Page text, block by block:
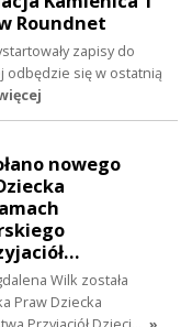
Roundnet
zapisy do
odbędzie się w ostatnią
nowego
Wilk została
Praw Dziecka